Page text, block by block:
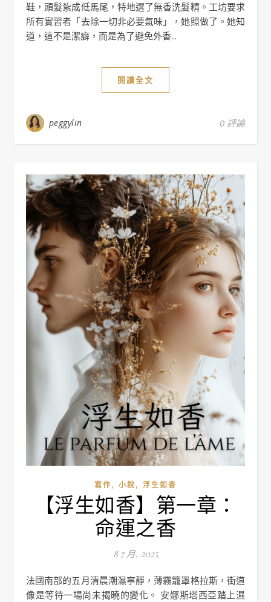
鞋，頭髮紮成低馬尾，特地選了無香洗髮精。工坊要求
所有實習者「去除一切非必要氣味」，她照做了。她知
道，這不是潔癖，而是為了避免外香...
閱讀全文
peggylin 0 評論
寫作, 小說, 浮生如香
【浮生如香】第一章：
命運之香
8 7 月, 2025
法國南部的五月清晨潮濕寧靜，薄霧籠罩格拉斯，街道
像是等待一場尚未揭曉的變化。 安娜斯塔西亞踏上濕